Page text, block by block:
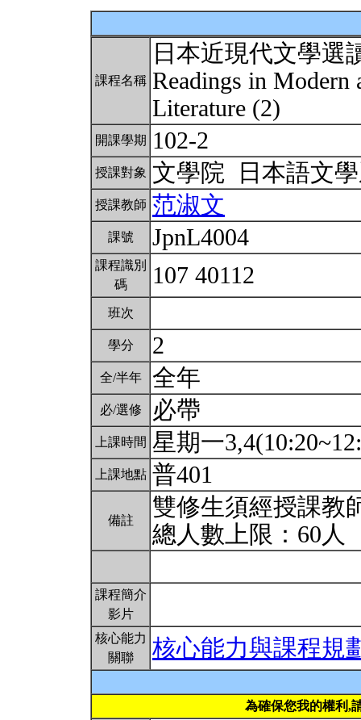
課程名稱
日本近現代文學選
Readings in Modern
Literature (2)
開課學期 102-2
授課對象 文學院 日本語文
授課教師 范淑文
課號 JpnL4004
課程識別
碼
107 40112
班次
學分 2
全/半年 全年
必/選修 必帶
上課時間 星期一
上課地點 普401
備註
雙修生須經授課教
總人數上限：60人
課程簡介
影片
核心能力
關聯
核心能力與課程規
為確保您我的權利,